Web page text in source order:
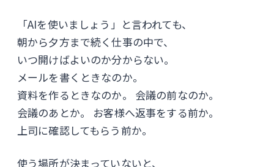
「AIを使いましょう」と言われても、
朝から夕方まで続く仕事の中で、
いつ開けばよいのか分からない。
メールを書くときなのか。
資料を作るときなのか。 会議の前なのか。
会議のあとか。 お客様へ返事をする前か。
上司に確認してもらう前か。
使う場所が決まっていないと、